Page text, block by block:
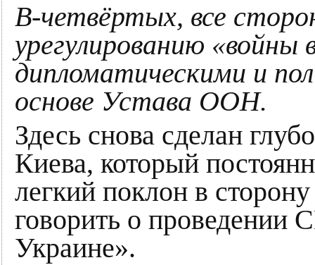
В-четвёртых, все
урегулированию «войны
дипломатическими и
основе Устава ООН.
Здесь снова сделан
Киева, который
легкий поклон в
говорить о проведении
Украине».